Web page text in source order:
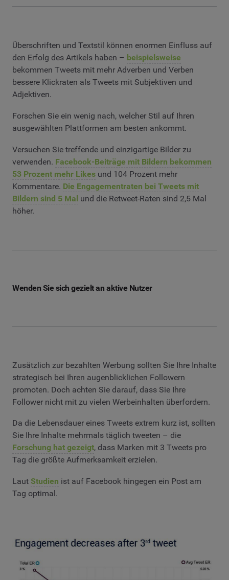
Überschriften und Textstil können enormen Einfluss auf
den Erfolg des Artikels haben – beispielsweise
bekommen Tweets mit mehr Adverben und Verben
bessere Klickraten als Tweets mit Subjektiven und
Adjektiven.
Forschen Sie ein wenig nach, welcher Stil auf Ihren
ausgewählten Plattformen am besten ankommt.
Versuchen Sie treffende und einzigartige Bilder zu
verwenden. Facebook-Beiträge mit Bildern bekommen
53 Prozent mehr Likes und 104 Prozent mehr
Kommentare. Die Engagementraten bei Tweets mit
Bildern sind 5 Mal und die Retweet-Raten sind 2,5 Mal
höher.
Wenden Sie sich gezielt an aktive Nutzer
Zusätzlich zur bezahlten Werbung sollten Sie Ihre Inhalte
strategisch bei Ihren augenblicklichen Followern
promoten. Doch achten Sie darauf, dass Sie Ihre
Follower nicht mit zu vielen Werbeinhalten überfordern.
Da die Lebensdauer eines Tweets extrem kurz ist, sollten
Sie Ihre Inhalte mehrmals täglich tweeten – die
Forschung hat gezeigt, dass Marken mit 3 Tweets pro
Tag die größte Aufmerksamkeit erzielen.
Laut Studien ist auf Facebook hingegen ein Post am
Tag optimal.